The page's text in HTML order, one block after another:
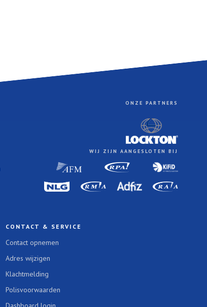
ONZE PARTNERS
WIJ ZIJN AANGESLOTEN BIJ
CONTACT & SERVICE
Contact opnemen
Adres wijzigen
Klachtmelding
Polisvoorwaarden